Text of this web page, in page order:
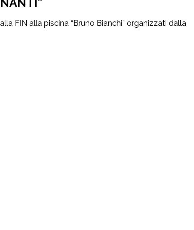
FIN alla piscina “Bruno Bianchi” organizzati dalla